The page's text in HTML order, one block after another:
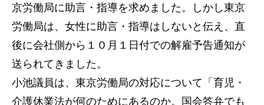
京労働局に助言・指導を求めました。しかし東京
労働局は、女性に助言・指導はしないと伝え、直
後に会社側から１０月１日付での解雇予告通知が
送られてきました。
小池議員は、東京労働局の対応について「育児・
介護休業法が何のためにあるのか。国会答弁でも